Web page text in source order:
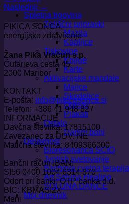
Spletna trgovina
Zeliščni pripravki
Mazila
Kapljice
Tiskovine
Knjige
Karte
Aktivacijske mandale
Majice
Skodelice
Obeski
Plakati
Ostalo
Darilni boni
Dejavnost
Bioresonanca SCIO
Jyotish svetovanje
Bachova cvetna terapija
Art Soluna Healing
SOLUNA DANCE
Moj dnevnik
Naslednji →
PIKICA SONCA,
energijsko zdravljenje
Žana Pika Vračun s.p.
Čufarjeva cesta 45
2000 Maribor
KONTAKT
E-pošta: info@pikicasonca.si
Telefon: +386 41 948 827
INFORMACIJE
Davčna številka: 17815100
Zavezanec za DDV: NE
Matična številka: 8409366000
Bančni račun IBAN:
SI56 0400 1004 6314 870
Odprt pri banki: OTP banka d.d.
BIC: KBMASI2X
Meni